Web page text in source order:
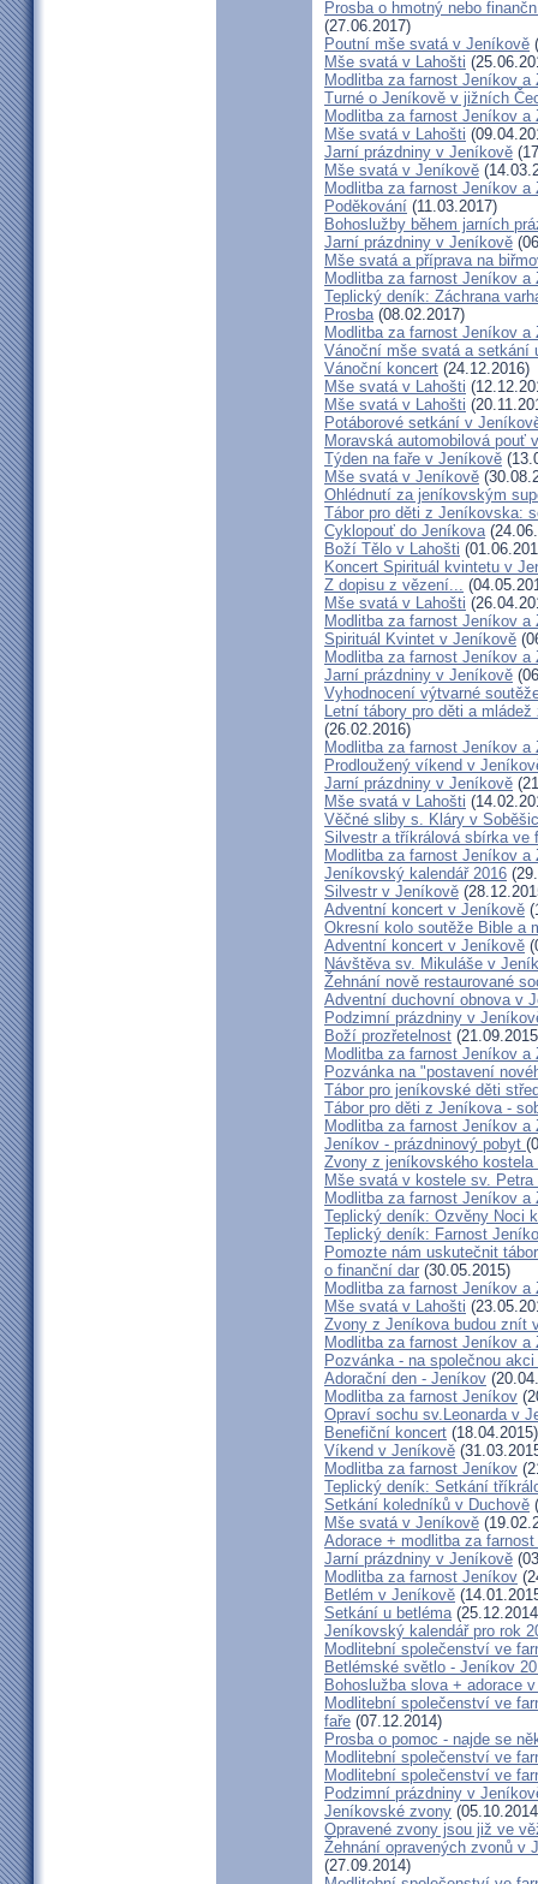
Prosba o hmotný nebo
(27.06.2017)
Poutní mše svatá v Jeníkově
Mše svatá v Lahošti
Modlitba za farnost Jeníkov a
Turné o Jeníkově v jižních
Modlitba za farnost Jeníkov a
Mše svatá v Lahošti
Jarní prázdniny v Jeníkově
Mše svatá v Jeníkově
Modlitba za farnost Jeníkov a
Poděkování (11.03.2017)
Bohoslužby během jarních
Jarní prázdniny v Jeníkově
Mše svatá a příprava na
Modlitba za farnost Jeníkov
Teplický deník: Záchrana
Prosba (08.02.2017)
Modlitba za farnost Jeníkov a
Vánoční mše svatá a setkání
Vánoční koncert (24.12.2016)
Mše svatá v Lahošti
Mše svatá v Lahošti
Potáborové setkání v
Moravská automobilová pouť
Týden na faře v Jeníkově
Mše svatá v Jeníkově
Ohlédnutí za jeníkovským
Tábor pro děti z Jeníkovska:
Cyklopouť do Jeníkova
Boží Tělo v Lahošti
Koncert Spirituál kvintetu v
Z dopisu z vězení...
Mše svatá v Lahošti
Modlitba za farnost Jeníkov a
Spirituál Kvintet v Jeníkově
Modlitba za farnost Jeníkov a
Jarní prázdniny v Jeníkově
Vyhodnocení výtvarné
Letní tábory pro děti a
(26.02.2016)
Modlitba za farnost Jeníkov a
Prodloužený víkend v
Jarní prázdniny v Jeníkově
Mše svatá v Lahošti
Věčné sliby s. Kláry v
Silvestr a tříkrálová sbírka ve
Modlitba za farnost Jeníkov a
Jeníkovský kalendář 2016
Silvestr v Jeníkově
Adventní koncert v Jeníkově
Okresní kolo soutěže Bible a
Adventní koncert v Jeníkově
Návštěva sv. Mikuláše v
Žehnání nově restaurované
Adventní duchovní obnova v
Podzimní prázdniny v
Boží prozřetelnost
Modlitba za farnost Jeníkov a
Pozvánka na "postavení
Tábor pro jeníkovské děti
Tábor pro děti z Jeníkova -
Modlitba za farnost Jeníkov a
Jeníkov - prázdninový pobyt
Zvony z jeníkovského
Mše svatá v kostele sv.
Modlitba za farnost Jeníkov a
Teplický deník: Ozvěny Noci
Teplický deník: Farnost
Pomozte nám uskutečnit
o finanční dar (30.05.2015)
Modlitba za farnost Jeníkov a
Mše svatá v Lahošti
Zvony z Jeníkova budou znít
Modlitba za farnost Jeníkov a
Pozvánka - na společnou
Adorační den - Jeníkov
Modlitba za farnost Jeníkov
Opraví sochu sv.Leonarda v
Benefiční koncert (18.04.2015)
Víkend v Jeníkově
Modlitba za farnost Jeníkov
Teplický deník: Setkání
Setkání koledníků v Duchově
Mše svatá v Jeníkově
Adorace + modlitba za
Jarní prázdniny v Jeníkově
Modlitba za farnost Jeníkov
Betlém v Jeníkově
Setkání u betléma
Jeníkovský kalendář pro rok
Modlitební společenství ve
Betlémské světlo - Jeníkov
Bohoslužba slova + adorace
Modlitební společenství ve
faře (07.12.2014)
Prosba o pomoc - najde se
Modlitební společenství ve
Modlitební společenství ve
Podzimní prázdniny v
Jeníkovské zvony
Opravené zvony jsou již ve
Žehnání opravených zvonů v
(27.09.2014)